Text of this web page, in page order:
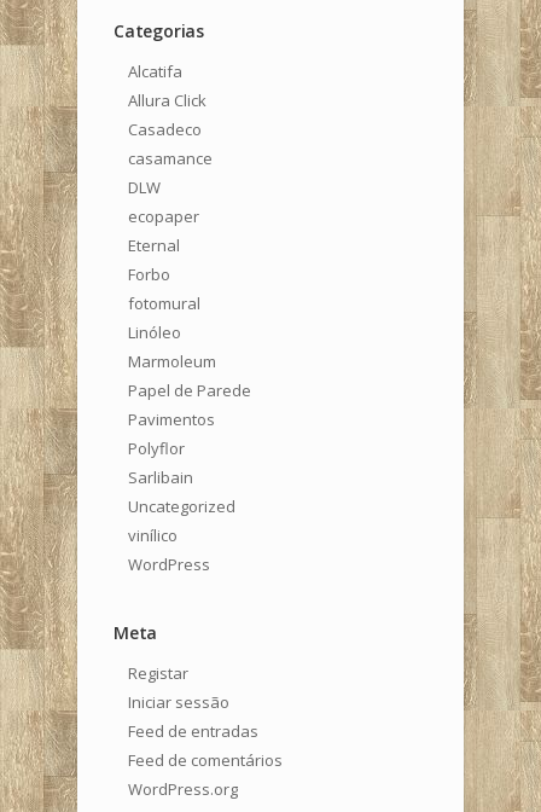
Categorias
Alcatifa
Allura Click
Casadeco
casamance
DLW
ecopaper
Eternal
Forbo
fotomural
Linóleo
Marmoleum
Papel de Parede
Pavimentos
Polyflor
Sarlibain
Uncategorized
vinílico
WordPress
Meta
Registar
Iniciar sessão
Feed de entradas
Feed de comentários
WordPress.org